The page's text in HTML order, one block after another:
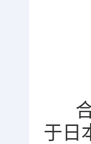
合
于日